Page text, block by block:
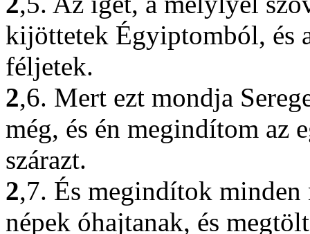
kijöttetek Égyiptomból, és
féljetek.
2,6. Mert ezt mondja
még, és én megindítom az
szárazt.
2,7. És megindítok
népek óhajtanak, és